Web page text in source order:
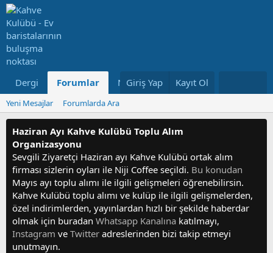
Dergi Forumlar Neler Yeni Kullanıcılar
Giriş Yap Kayıt Ol
Yeni Mesajlar Forumlarda Ara
Haziran Ayı Kahve Kulübü Toplu Alım
Organizasyonu
Sevgili Ziyaretçi Haziran ayı Kahve Kulübü ortak alım
firması sizlerin oyları ile Niji Coffee seçildi. Bu konudan
Mayıs ayı toplu alımı ile ilgili gelişmeleri öğrenebilirsin.
Kahve Kulübü toplu alımı ve kulüp ile ilgili gelişmelerden,
özel indirimlerden, yayınlardan hızlı bir şekilde haberdar
olmak için buradan Whatsapp Kanalına katılmayı,
Instagram ve Twitter adreslerinden bizi takip etmeyi
unutmayın.